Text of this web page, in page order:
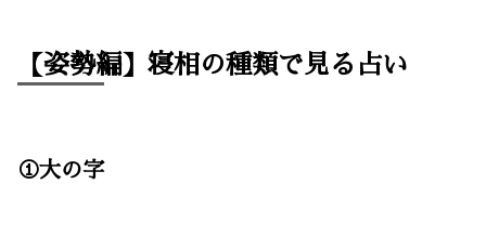
【姿勢編】寝相の種類で見る占い
①大の字